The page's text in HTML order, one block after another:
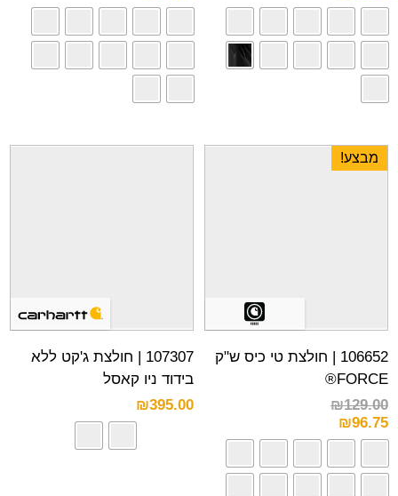
מבצע!
106652 | חולצת טי כיס ש"ק
FORCE®
₪129.00
₪96.75
107307 | חולצת ג'קט ללא
בידוד ניו קאסל
₪395.00